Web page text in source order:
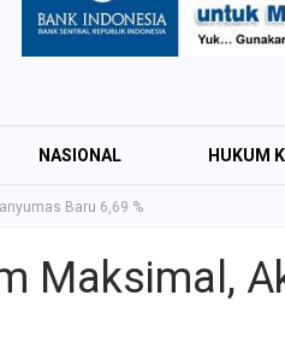
NASIONAL HUKUM
Baru 6,69 %
Maksimal,